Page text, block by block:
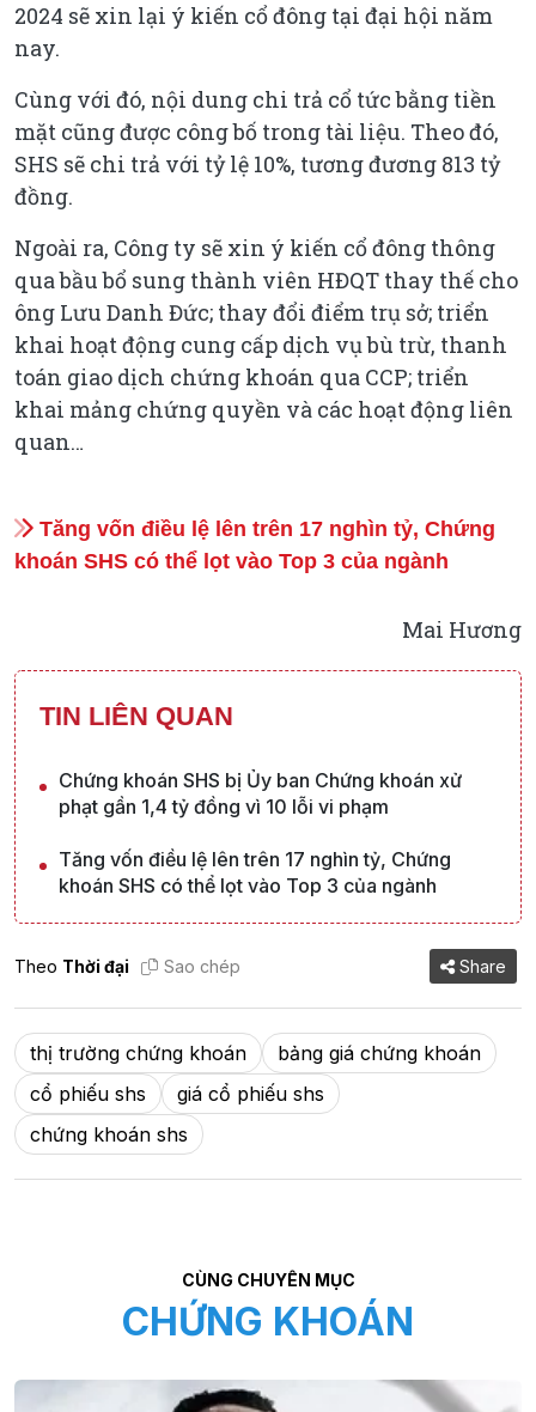
2024 sẽ xin lại ý kiến cổ đông tại đại hội năm
nay.
Cùng với đó, nội dung chi trả cổ tức bằng tiền
mặt cũng được công bố trong tài liệu. Theo đó,
SHS sẽ chi trả với tỷ lệ 10%, tương đương 813 tỷ
đồng.
Ngoài ra, Công ty sẽ xin ý kiến cổ đông thông
qua bầu bổ sung thành viên HĐQT thay thế cho
ông Lưu Danh Đức; thay đổi điểm trụ sở; triển
khai hoạt động cung cấp dịch vụ bù trừ, thanh
toán giao dịch chứng khoán qua CCP; triển
khai mảng chứng quyền và các hoạt động liên
quan…
Tăng vốn điều lệ lên trên 17 nghìn tỷ, Chứng
khoán SHS có thể lọt vào Top 3 của ngành
Mai Hương
TIN LIÊN QUAN
Chứng khoán SHS bị Ủy ban Chứng khoán xử
phạt gần 1,4 tỷ đồng vì 10 lỗi vi phạm
Tăng vốn điều lệ lên trên 17 nghìn tỷ, Chứng
khoán SHS có thể lọt vào Top 3 của ngành
Theo Thời đại Sao chép Share
thị trường chứng khoán
bảng giá chứng khoán
cổ phiếu shs
giá cổ phiếu shs
chứng khoán shs
CÙNG CHUYÊN MỤC
CHỨNG KHOÁN